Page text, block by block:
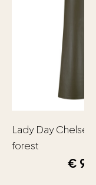
Lady Day
forest
€